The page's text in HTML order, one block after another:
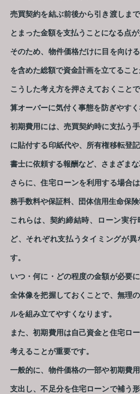
売買契約を結ぶ前後から引き渡しま
とまった金額を支払うことになる点が
そのため、物件価格だけに目を向け
を含めた総額で資金計画を立てること
こうした考え方を押さえておくこと
算オーバーに気付く事態を防ぎやすく
初期費用には、売買契約時に支払う
に貼付する印紙代や、所有権移転登
書士に依頼する報酬など、さまざまな
さらに、住宅ローンを利用する場合
務手数料や保証料、団体信用生命保険
これらは、契約締結時、ローン実
ど、それぞれ支払うタイミングが
す。
いつ・何に・どの程度の金額が必要
全体像を把握しておくことで、無理
ルを組み立てやすくなります。
また、初期費用は自己資金と住宅ロ
考えることが重要です。
一般的に、物件価格の一部や初期費
支出し、不足分を住宅ローンで補う